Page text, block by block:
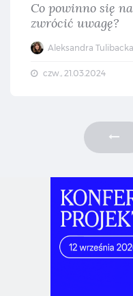
Co powinno się
zwrócić uwagę?
Aleksandra Tulibacka
czw., 21.03.2024